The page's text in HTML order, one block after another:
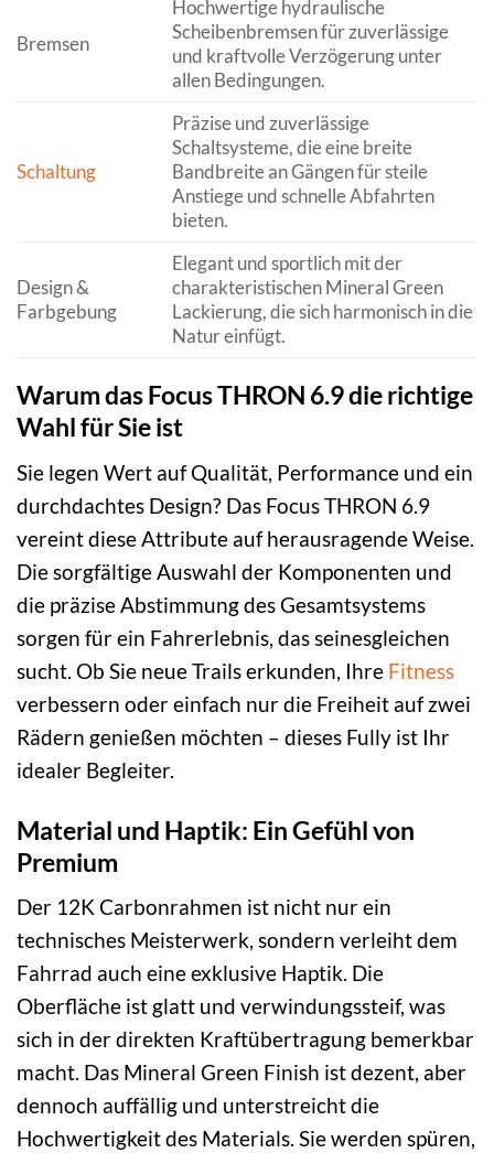
Bremsen
Hochwertige hydraulische
Scheibenbremsen für zuverlässige
und kraftvolle Verzögerung unter
allen Bedingungen.
Schaltung
Präzise und zuverlässige
Schaltsysteme, die eine breite
Bandbreite an Gängen für steile
Anstiege und schnelle Abfahrten
bieten.
Design &
Farbgebung
Elegant und sportlich mit der
charakteristischen Mineral Green
Lackierung, die sich harmonisch in die
Natur einfügt.
Warum das Focus THRON 6.9 die richtige
Wahl für Sie ist
Sie legen Wert auf Qualität, Performance und ein
durchdachtes Design? Das Focus THRON 6.9
vereint diese Attribute auf herausragende Weise.
Die sorgfältige Auswahl der Komponenten und
die präzise Abstimmung des Gesamtsystems
sorgen für ein Fahrerlebnis, das seinesgleichen
sucht. Ob Sie neue Trails erkunden, Ihre Fitness
verbessern oder einfach nur die Freiheit auf zwei
Rädern genießen möchten – dieses Fully ist Ihr
idealer Begleiter.
Material und Haptik: Ein Gefühl von
Premium
Der 12K Carbonrahmen ist nicht nur ein
technisches Meisterwerk, sondern verleiht dem
Fahrrad auch eine exklusive Haptik. Die
Oberfläche ist glatt und verwindungssteif, was
sich in der direkten Kraftübertragung bemerkbar
macht. Das Mineral Green Finish ist dezent, aber
dennoch auffällig und unterstreicht die
Hochwertigkeit des Materials. Sie werden spüren,